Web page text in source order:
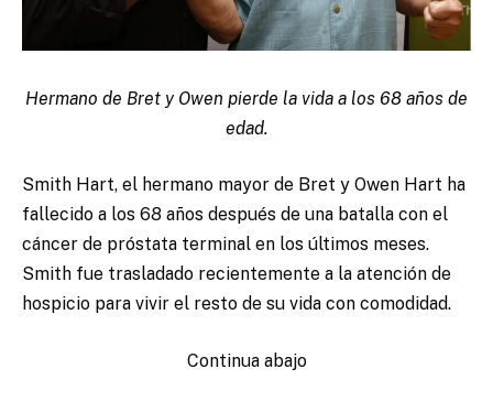
Hermano de Bret y Owen pierde la vida a los 68 años de
edad.
Smith Hart, el hermano mayor de Bret y Owen Hart ha
fallecido a los 68 años después de una batalla con el
cáncer de próstata terminal en los últimos meses.
Smith fue trasladado recientemente a la atención de
hospicio para vivir el resto de su vida con comodidad.
Continua abajo